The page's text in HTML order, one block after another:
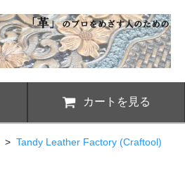
カートを見る
> Tandy Leather Factory (Craftool)